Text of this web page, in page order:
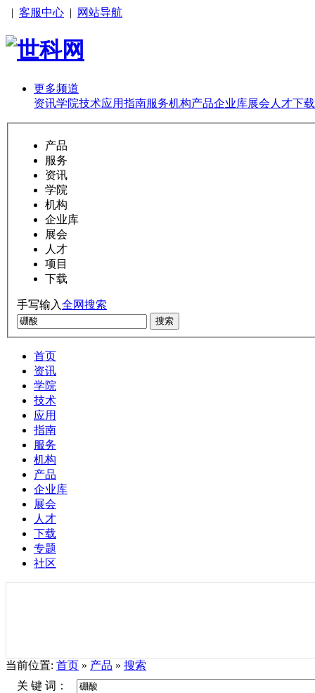
| 客服中心 | 网站导航
更多频道
资讯学院技术应用指南服务机构产品企业库展会 人才下载
产品
服务
资讯
学院
机构
企业库
展会
人才
项目
下载
手写输入全网搜索
搜索
首页
资讯
学院
技术
应用
指南
服务
机构
产品
企业库
展会
人才
下载
专题
社区
当前位置: 首页 » 产品 » 搜索
关 键 词：